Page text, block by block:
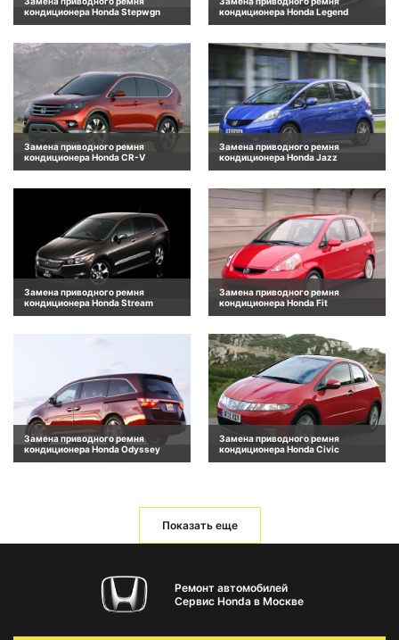
кондиционера Honda Stepwgn
кондиционера Honda Legend
Замена приводного ремня
кондиционера Honda CR-V
Замена приводного ремня
кондиционера Honda Jazz
Замена приводного ремня
кондиционера Honda Stream
Замена приводного ремня
кондиционера Honda Fit
Замена приводного ремня
кондиционера Honda Odyssey
Замена приводного ремня
кондиционера Honda Civic
Показать еще
Ремонт автомобилей
Сервис Honda в Москве